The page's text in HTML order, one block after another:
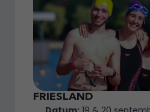
FRIESLAND